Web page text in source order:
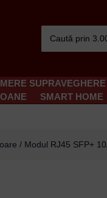
Search
for:
SUPRAVEGHERE
SMART HOME
/ Modul RJ45 SFP+